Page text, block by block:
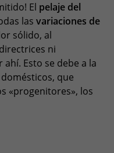
El pelaje del
las variaciones de
sólido, al
ni
Esto se debe a la
que
«progenitores», los